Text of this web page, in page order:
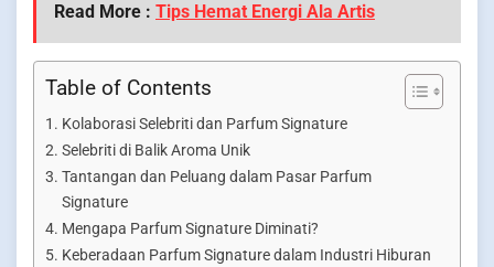
Read More : Tips Hemat Energi Ala Artis
Table of Contents
Kolaborasi Selebriti dan Parfum Signature
Selebriti di Balik Aroma Unik
Tantangan dan Peluang dalam Pasar Parfum
Signature
Mengapa Parfum Signature Diminati?
Keberadaan Parfum Signature dalam Industri Hiburan